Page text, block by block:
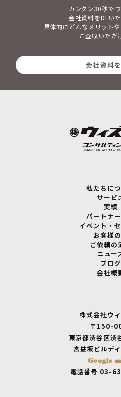
カンタン30秒で
会社資料をDLいた
具体的にどんなメリットや
ご査収いただ
会社資料
私たちに
サービ
実績
パートナ
イベント・
お客様
ご依頼の
ニュー
ブログ
会社概
株式会社ウ
〒150-
東京都渋谷区
宮益坂ビルデ
Google
電話番号 03-